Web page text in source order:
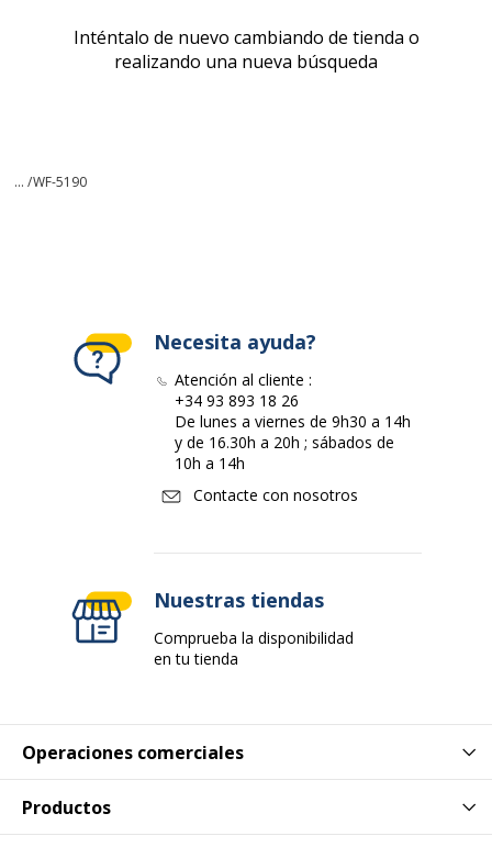
Inténtalo de nuevo cambiando de tienda o
realizando una nueva búsqueda
... /WF-5190
Operaciones comerciales
Productos
Necesita ayuda?
Atención al cliente :
+34 93 893 18 26
De lunes a viernes de 9h30 a 14h
y de 16.30h a 20h ; sábados de
10h a 14h
Contacte con nosotros
Nuestras tiendas
Comprueba la disponibilidad
en tu tienda